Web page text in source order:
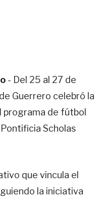
- Del 25 al 27 de
Guerrero celebró la
programa de fútbol
Scholas
que vincula el
la iniciativa